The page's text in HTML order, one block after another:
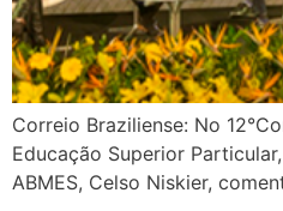
Correio Braziliense: No
Educação Superior
ABMES, Celso Niskier,